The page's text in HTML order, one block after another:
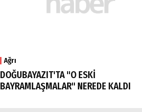
Ağrı
DOĞUBAYAZIT'TA "O ESKİ
BAYRAMLAŞMALAR" NEREDE KALDI